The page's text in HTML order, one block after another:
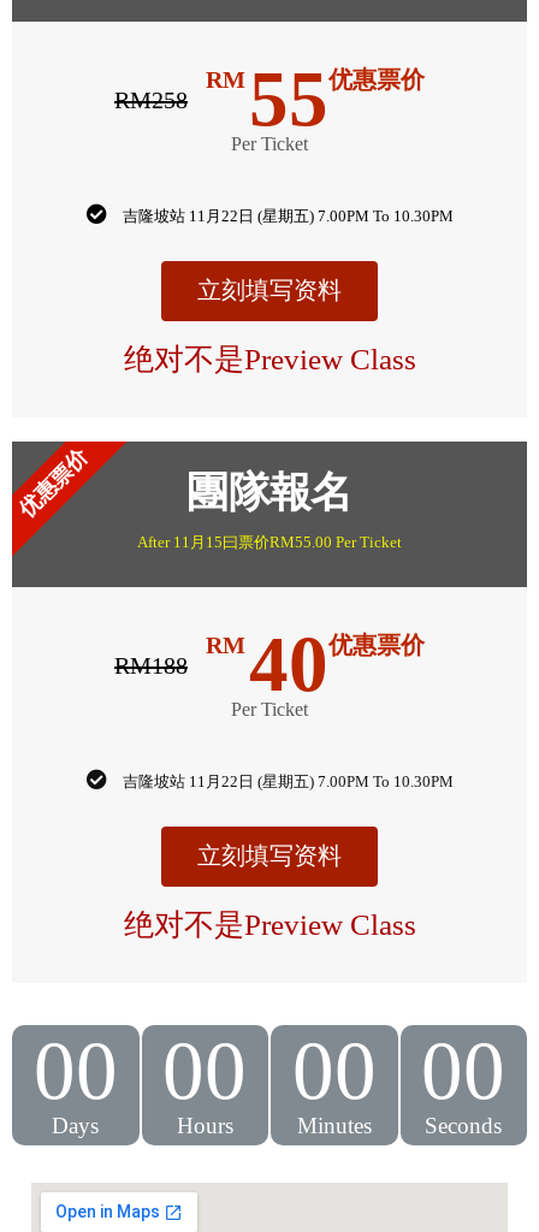
RM258
RM 55优惠票价
Per Ticket
吉隆坡站 11月22日 (星期五) 7.00PM To 10.30PM
立刻填写资料
绝对不是Preview Class
團隊報名
After 11月15曰票价RM55.00 Per Ticket
RM188
RM40优惠票价
Per Ticket
吉隆坡站 11月22日 (星期五) 7.00PM To 10.30PM
立刻填写资料
绝对不是Preview Class
优惠票价
00
Days
00
Hours
00
Minutes
00
Seconds